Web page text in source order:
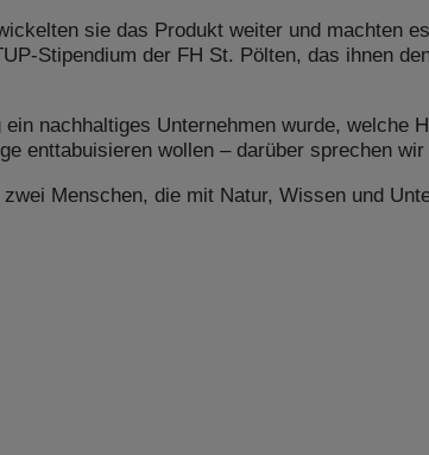
sie das Produkt weiter und machten
Stipendium der FH St. Pölten, das ihnen
nachhaltiges Unternehmen wurde, welche
enttabuisieren wollen – darüber sprechen
Menschen, die mit Natur, Wissen und